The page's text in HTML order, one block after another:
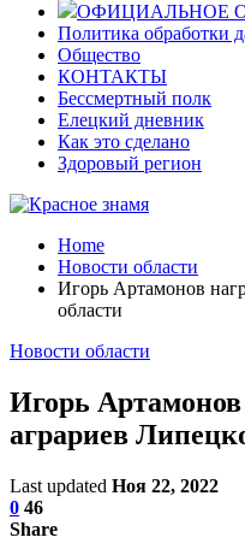
ОФИЦИАЛЬНОЕ
Политика обработки
Общество
КОНТАКТЫ
Бессмертный полк
Елецкий дневник
Как это сделано
Здоровый регион
Home
Новости области
Игорь Артамонов
области
Новости области
Игорь
аграриев
Last updated Ноя 22, 2022
0 46
Share